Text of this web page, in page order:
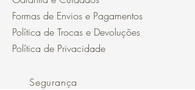
Formas de Envios e Pagamentos
Política de Trocas e Devoluções
Política de Privacidade
Segurança